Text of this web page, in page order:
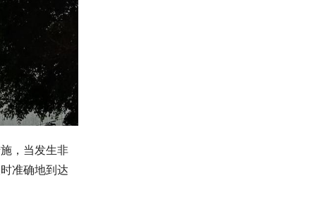
，当发生非
准确地到达